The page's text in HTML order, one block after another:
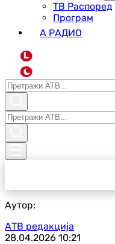
ТВ Распоред
Програм
А РАДИО
L
Аутор:
АТВ редакција
28.04.2026 10:21